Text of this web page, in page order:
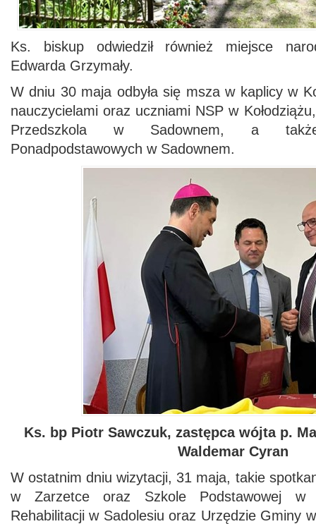
Ks. biskup odwiedził również miejsce
Edwarda Grzymały.
W dniu 30 maja odbyła się msza w kaplicy w
nauczycielami oraz uczniami NSP w
Przedszkola w Sadownem, a
Ponadpodstawowych w Sadownem.
Ks. bp Piotr Sawczuk, zastępca wójta p.
Waldemar Cyran
W ostatnim dniu wizytacji, 31 maja, takie
w Zarzetce oraz Szkole Podstawowej w
Rehabilitacji w Sadolesiu oraz Urzędzie Gminy